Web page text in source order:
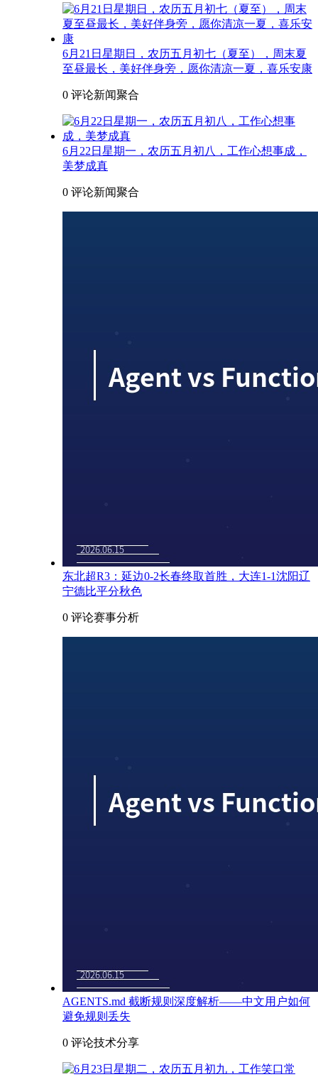
6月21日星期日，农历五月初七（夏至），周末夏
至昼最长，美好伴身旁，愿你清凉一夏，喜乐安康
0 评论新闻聚合
6月22日星期一，农历五月初八，工作心想事成，
美梦成真
0 评论新闻聚合
东北超R3：延边0-2长春终取首胜，大连1-1沈阳辽
宁德比平分秋色
0 评论赛事分析
AGENTS.md 截断规则深度解析——中文用户如何
避免规则丢失
0 评论技术分享